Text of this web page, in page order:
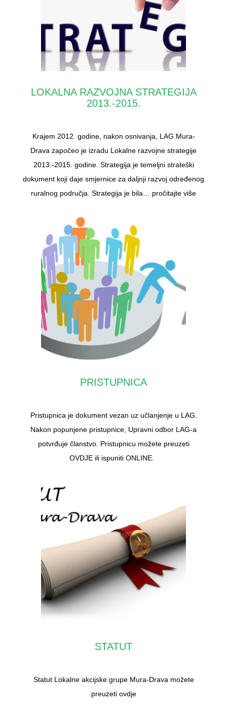
LOKALNA RAZVOJNA STRATEGIJA
2013.-2015.
Krajem 2012. godine, nakon osnivanja, LAG Mura-
Drava započeo je izradu Lokalne razvojne strategije
2013.-2015. godine. Strategija je temeljni strateški
dokument koji daje smjernice za daljnji razvoj određenog
ruralnog područja. Strategija je bila… pročitajte više
PRISTUPNICA
Pristupnica je dokument vezan uz učlanjenje u LAG.
Nakon popunjene pristupnice, Upravni odbor LAG-a
potvrđuje članstvo. Pristupnicu možete preuzeti
OVDJE ili ispuniti ONLINE.
STATUT
Statut Lokalne akcijske grupe Mura-Drava možete
preuzeti ovdje